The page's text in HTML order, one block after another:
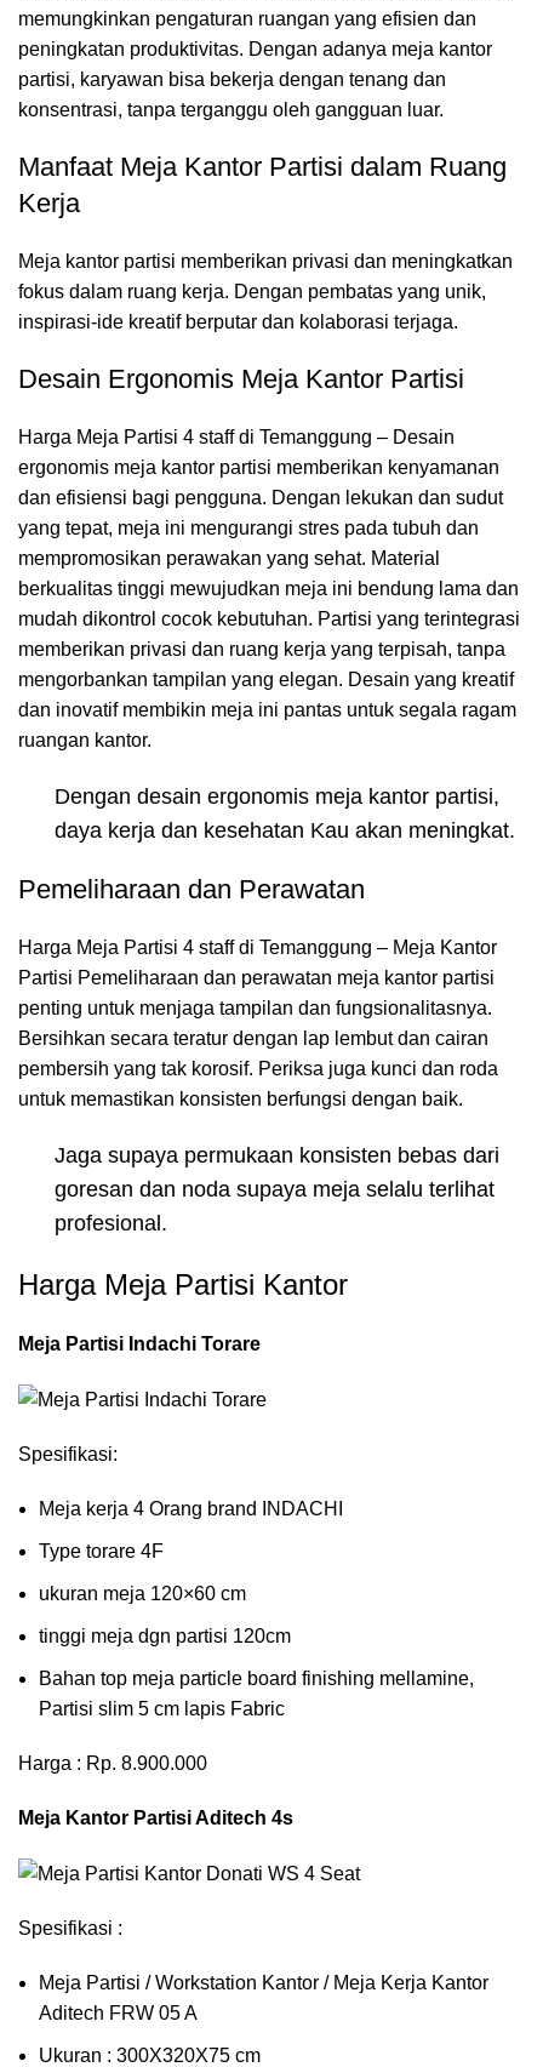
memungkinkan pengaturan ruangan yang efisien dan
peningkatan produktivitas. Dengan adanya meja kantor
partisi, karyawan bisa bekerja dengan tenang dan
konsentrasi, tanpa terganggu oleh gangguan luar.
Manfaat Meja Kantor Partisi dalam Ruang
Kerja
Meja kantor partisi memberikan privasi dan meningkatkan
fokus dalam ruang kerja. Dengan pembatas yang unik,
inspirasi-ide kreatif berputar dan kolaborasi terjaga.
Desain Ergonomis Meja Kantor Partisi
Harga Meja Partisi 4 staff di Temanggung – Desain
ergonomis meja kantor partisi memberikan kenyamanan
dan efisiensi bagi pengguna. Dengan lekukan dan sudut
yang tepat, meja ini mengurangi stres pada tubuh dan
mempromosikan perawakan yang sehat. Material
berkualitas tinggi mewujudkan meja ini bendung lama dan
mudah dikontrol cocok kebutuhan. Partisi yang terintegrasi
memberikan privasi dan ruang kerja yang terpisah, tanpa
mengorbankan tampilan yang elegan. Desain yang kreatif
dan inovatif membikin meja ini pantas untuk segala ragam
ruangan kantor.
Dengan desain ergonomis meja kantor partisi,
daya kerja dan kesehatan Kau akan meningkat.
Pemeliharaan dan Perawatan
Harga Meja Partisi 4 staff di Temanggung – Meja Kantor
Partisi Pemeliharaan dan perawatan meja kantor partisi
penting untuk menjaga tampilan dan fungsionalitasnya.
Bersihkan secara teratur dengan lap lembut dan cairan
pembersih yang tak korosif. Periksa juga kunci dan roda
untuk memastikan konsisten berfungsi dengan baik.
Jaga supaya permukaan konsisten bebas dari
goresan dan noda supaya meja selalu terlihat
profesional.
Harga Meja Partisi Kantor
Meja Partisi Indachi Torare
Spesifikasi:
Meja kerja 4 Orang brand INDACHI
Type torare 4F
ukuran meja 120×60 cm
tinggi meja dgn partisi 120cm
Bahan top meja particle board finishing mellamine,
Partisi slim 5 cm lapis Fabric
Harga : Rp. 8.900.000
Meja Kantor Partisi Aditech 4s
Spesifikasi :
Meja Partisi / Workstation Kantor / Meja Kerja Kantor
Aditech FRW 05 A
Ukuran : 300X320X75 cm